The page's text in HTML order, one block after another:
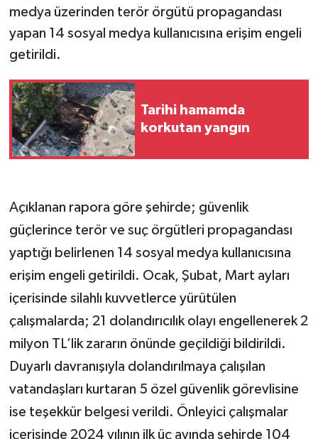
medya üzerinden terör örgütü propagandası
yapan 14 sosyal medya kullanıcısına erişim engeli
getirildi.
Tarihi hamamda
korkutan yangın
Açıklanan rapora göre şehirde; güvenlik
güçlerince terör ve suç örgütleri propagandası
yaptığı belirlenen 14 sosyal medya kullanıcısına
erişim engeli getirildi. Ocak, Şubat, Mart ayları
içerisinde silahlı kuvvetlerce yürütülen
çalışmalarda; 21 dolandırıcılık olayı engellenerek 2
milyon TL’lik zararın önünde geçildiği bildirildi.
Duyarlı davranışıyla dolandırılmaya çalışılan
vatandaşları kurtaran 5 özel güvenlik görevlisine
ise teşekkür belgesi verildi. Önleyici çalışmalar
içerisinde 2024 yılının ilk üç ayında şehirde 104